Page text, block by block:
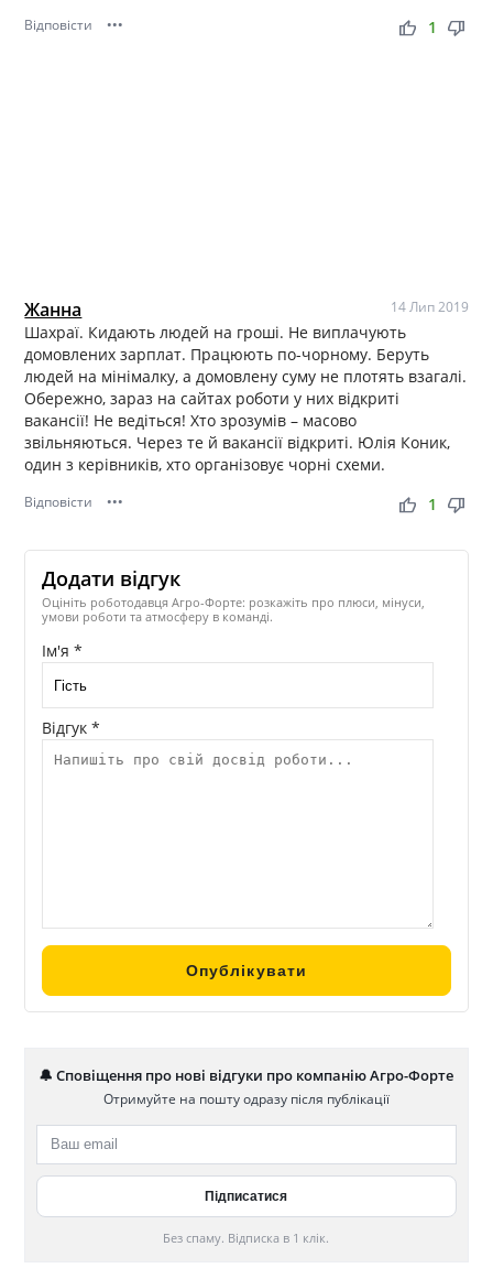
Відповісти ••• thumb_up thumb_down
1
Жанна 14 Лип 2019
Шахраї. Кидають людей на гроші. Не виплачують
домовлених зарплат. Працюють по-чорному. Беруть
людей на мінімалку, а домовлену суму не плотять взагалі.
Обережно, зараз на сайтах роботи у них відкриті
вакансії! Не ведіться! Хто зрозумів – масово
звільняються. Через те й вакансії відкриті. Юлія Коник,
один з керівників, хто організовує чорні схеми.
Відповісти ••• thumb_up thumb_down
1
Додати відгук
Оцініть роботодавця Агро-Форте: розкажіть про плюси, мінуси,
умови роботи та атмосферу в команді.
Ім'я *
Відгук *
🔔 Сповіщення про нові відгуки про компанію Агро-Форте
Отримуйте на пошту одразу після публікації
Без спаму. Відписка в 1 клік.